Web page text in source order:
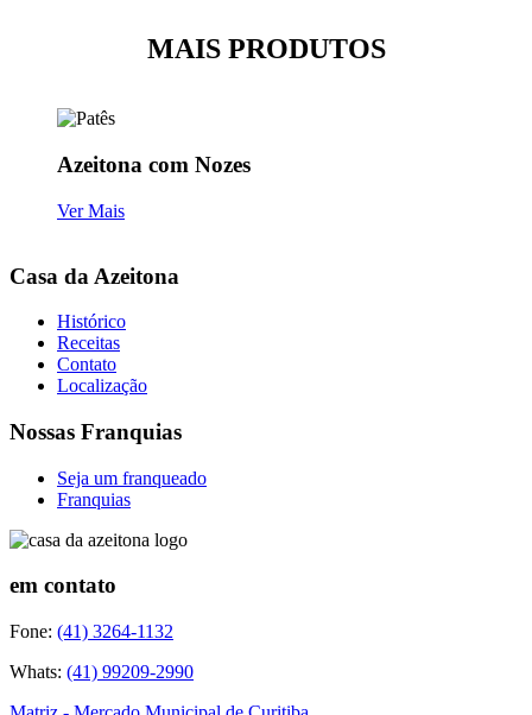
MAIS PRODUTOS
Azeitona com Nozes
Ver Mais
Casa da Azeitona
Histórico
Receitas
Contato
Localização
Nossas Franquias
Seja um franqueado
Franquias
em contato
Fone: (41) 3264-1132
Whats: (41) 99209-2990